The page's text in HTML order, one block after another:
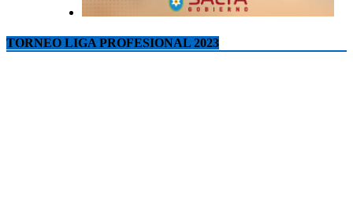
TORNEO LIGA PROFESIONAL 2023